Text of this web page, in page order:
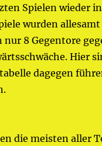
Spielen wieder
wurden
8 Gegentore
Hier
dagegen
die meisten aller